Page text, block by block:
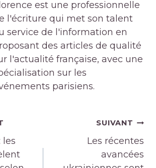
est une professionnelle
l'écriture qui met son talent
service de l'information en
des articles de qualité
l'actualité française, avec une
sur les
parisiens.
les
SUIVANT
Les récentes
avancées